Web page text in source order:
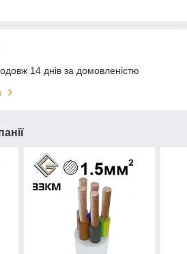
14 днів за домовленістю